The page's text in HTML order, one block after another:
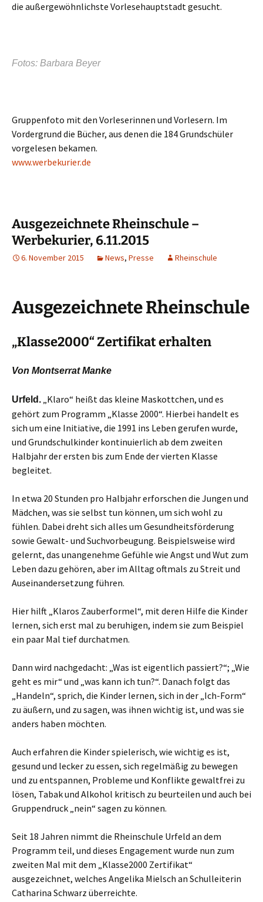
die außergewöhnlichste Vorlesehauptstadt gesucht.
Fotos: Barbara Beyer
Gruppenfoto mit den Vorleserinnen und Vorlesern. Im
Vordergrund die Bücher, aus denen die 184 Grundschüler
vorgelesen bekamen.
www.werbekurier.de
Ausgezeichnete Rheinschule –
Werbekurier, 6.11.2015
6. November 2015 News, Presse Rheinschule
Ausgezeichnete Rheinschule
„Klasse2000“ Zertifikat erhalten
Von Montserrat Manke
Urfeld. „Klaro“ heißt das kleine Maskottchen, und es
gehört zum Programm „Klasse 2000“. Hierbei handelt es
sich um eine Initiative, die 1991 ins Leben gerufen wurde,
und Grundschulkinder kontinuierlich ab dem zweiten
Halbjahr der ersten bis zum Ende der vierten Klasse
begleitet.
In etwa 20 Stunden pro Halbjahr erforschen die Jungen und
Mädchen, was sie selbst tun können, um sich wohl zu
fühlen. Dabei dreht sich alles um Gesundheitsförderung
sowie Gewalt- und Suchvorbeugung. Beispielsweise wird
gelernt, das unangenehme Gefühle wie Angst und Wut zum
Leben dazu gehören, aber im Alltag oftmals zu Streit und
Auseinandersetzung führen.
Hier hilft „Klaros Zauberformel“, mit deren Hilfe die Kinder
lernen, sich erst mal zu beruhigen, indem sie zum Beispiel
ein paar Mal tief durchatmen.
Dann wird nachgedacht: „Was ist eigentlich passiert?“; „Wie
geht es mir“ und „was kann ich tun?“. Danach folgt das
„Handeln“, sprich, die Kinder lernen, sich in der „Ich-Form“
zu äußern, und zu sagen, was ihnen wichtig ist, und was sie
anders haben möchten.
Auch erfahren die Kinder spielerisch, wie wichtig es ist,
gesund und lecker zu essen, sich regelmäßig zu bewegen
und zu entspannen, Probleme und Konflikte gewaltfrei zu
lösen, Tabak und Alkohol kritisch zu beurteilen und auch bei
Gruppendruck „nein“ sagen zu können.
Seit 18 Jahren nimmt die Rheinschule Urfeld an dem
Programm teil, und dieses Engagement wurde nun zum
zweiten Mal mit dem „Klasse2000 Zertifikat“
ausgezeichnet, welches Angelika Mielsch an Schulleiterin
Catharina Schwarz überreichte.